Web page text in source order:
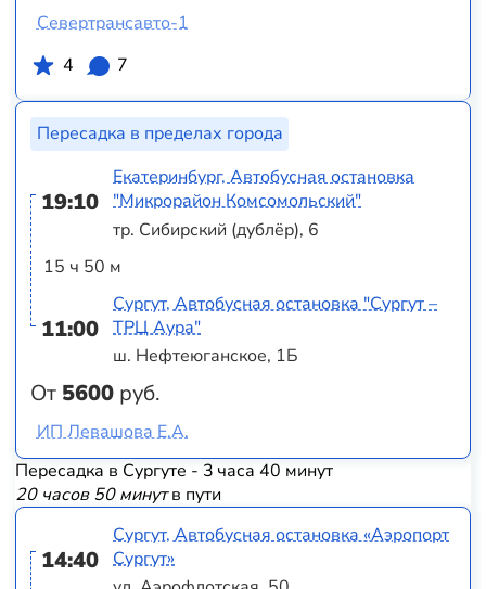
Севертрансавто-1
4
7
Пересадка в пределах города
19:10
15 ч 50 м
11:00
От 5600 руб.
Екатеринбург, Автобусная остановка
"Микрорайон Комсомольский"
тр. Сибирский (дублёр), 6
Сургут, Автобусная остановка "Сургут –
ТРЦ Аура"
ш. Нефтеюганское, 1Б
ИП Левашова Е.А.
Пересадка в Сургуте - 3 часа 40 минут
20 часов 50 минутв пути
14:40
Сургут, Автобусная остановка «Аэропорт
Сургут»